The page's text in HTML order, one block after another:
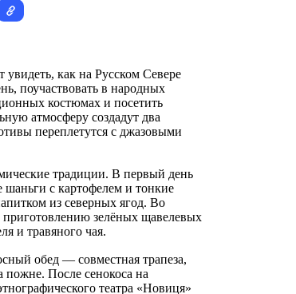
увидеть, как на Русском Севере
поучаствовать в народных
костюмах и посетить
атмосферу создадут два
переплетутся с джазовыми
традиции. В первый день
шаньги с картофелем и тонкие
из северных ягод. Во
приготовлению зелёных щавелевых
и травяного чая.
обед — совместная трапеза,
пожне. После сенокоса на
театра «Новиця»